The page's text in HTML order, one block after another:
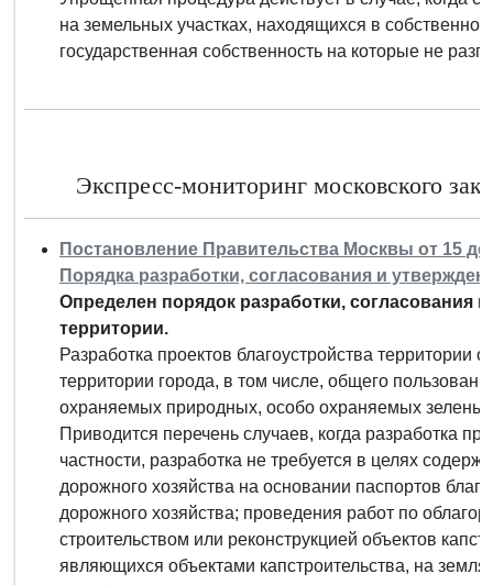
на земельных участках, находящихся в
государственная собственность на которые не
Экспресс-мониторинг московского
Постановление Правительства Москвы от 15
Порядка разработки, согласования и
Определен порядок разработки, согласования
территории.
Разработка проектов благоустройства территории
территории города, в том числе, общего
охраняемых природных, особо охраняемых
Приводится перечень случаев, когда разработка
частности, разработка не требуется в целях
дорожного хозяйства на основании паспортов
дорожного хозяйства; проведения работ по
строительством или реконструкцией объектов
являющихся объектами капстроительства, на